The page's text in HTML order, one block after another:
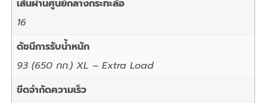
เส้นผ่านศูนย์กลางกระทะล้อ
16
ดัชนีการรับน้ำหนัก
93 (650 กก.) XL – Extra Load
ขีดจำกัดความเร็ว